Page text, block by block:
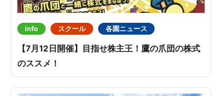
info スクール 各園ニュース
【7月12日開催】目指せ株主王！鷹の爪団の株式
のススメ！